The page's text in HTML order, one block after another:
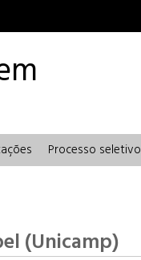
Processo seletivo
(Unicamp)